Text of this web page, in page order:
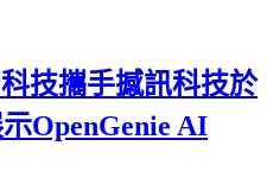
技攜手撼訊科技於
OpenGenie AI